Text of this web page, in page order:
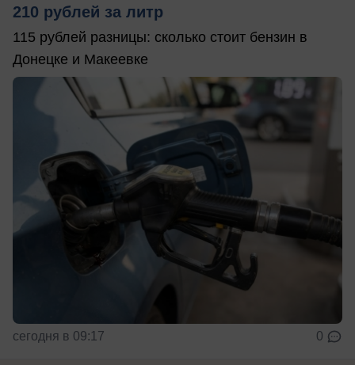
210 рублей за литр
115 рублей разницы: сколько стоит бензин в
Донецке и Макеевке
сегодня в 09:17 0